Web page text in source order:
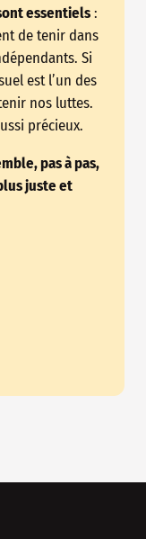
essentiels:
de tenir dans
Si
est l’un des
nos luttes.
précieux.
pas à pas,
juste et